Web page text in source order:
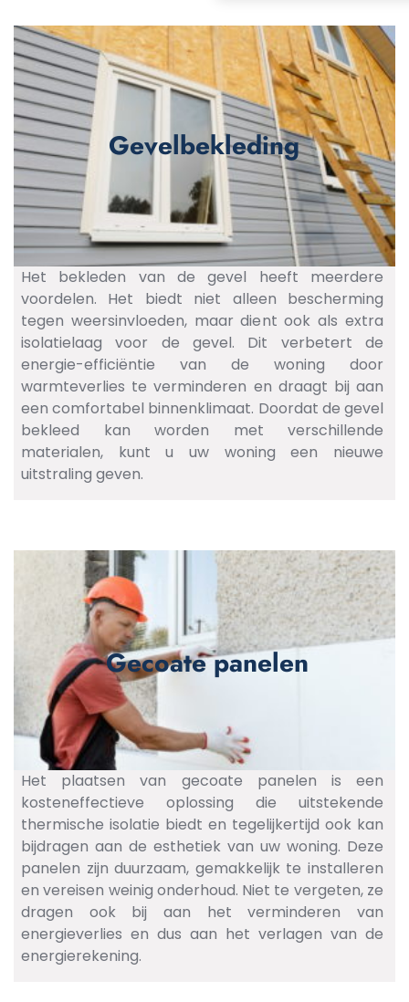
Gevelbekleding
Het bekleden van de gevel heeft meerdere
voordelen. Het biedt niet alleen bescherming
tegen weersinvloeden, maar dient ook als extra
isolatielaag voor de gevel. Dit verbetert de
energie-efficiëntie van de woning door
warmteverlies te verminderen en draagt bij aan
een comfortabel binnenklimaat. Doordat de gevel
bekleed kan worden met verschillende
materialen, kunt u uw woning een nieuwe
uitstraling geven.
Gecoate panelen
Het plaatsen van gecoate panelen is een
kosteneffectieve oplossing die uitstekende
thermische isolatie biedt en tegelijkertijd ook kan
bijdragen aan de esthetiek van uw woning. Deze
panelen zijn duurzaam, gemakkelijk te installeren
en vereisen weinig onderhoud. Niet te vergeten, ze
dragen ook bij aan het verminderen van
energieverlies en dus aan het verlagen van de
energierekening.